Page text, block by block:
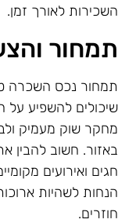
לאורך זמן.
נכס השכרה
להשפיע על
שוק מעמיק
חשוב להבין
ואירועים
לשהיות